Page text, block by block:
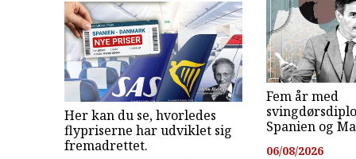
Her kan du se, hvorledes
flypriserne har udviklet sig
fremadrettet.
Fem år med
Spanien og
06/08/2026